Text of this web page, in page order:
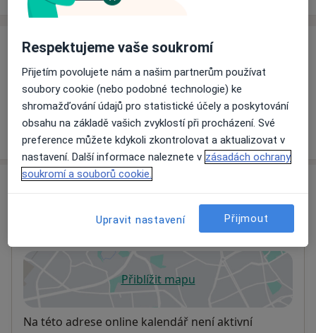
Ceník
Informace o službách a cenách nejsou k dispozici
Tento specialista ještě nepřidával žádné informace o
svých službách.
Adresa
Zubní laboratoř
Přiblížit mapuse otevře v nové záložce
Dostupnost
Na této adrese online kalendář není aktivní
Respektujeme vaše soukromí
Přijetím povolujete nám a našim partnerům používat
soubory cookie (nebo podobné technologie) ke
shromažďování údajů pro statistické účely a poskytování
obsahu na základě vašich zvyklostí při procházení. Své
preference můžete kdykoli zkontrolovat a aktualizovat v
nastavení. Další informace naleznete v zásadách ochrany
soukromí a souborů cookie.
Upravit nastavení Přijmout